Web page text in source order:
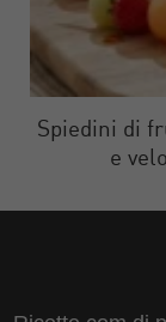
Spiedini di
e